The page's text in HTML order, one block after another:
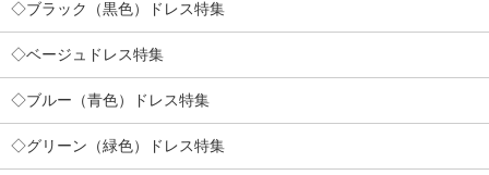
◇ブラック（黒色）ドレス特集
◇ベージュドレス特集
◇ブルー（青色）ドレス特集
◇グリーン（緑色）ドレス特集